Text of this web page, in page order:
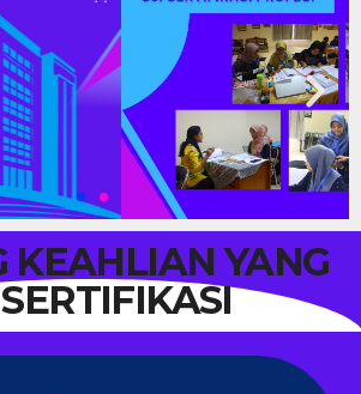
KEAHLIAN YANG